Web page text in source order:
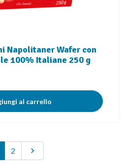
Napolitaner Wafer con
100% Italiane 250 g
al carrello
2 Successivo
